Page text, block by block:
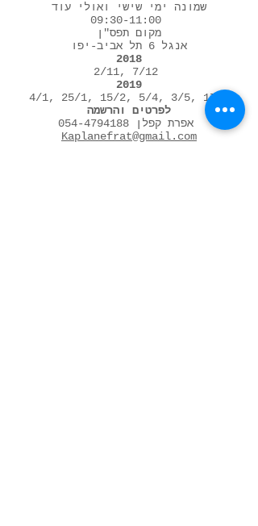
שמונה ימי שישי ואולי עוד
09:30-11:00
מקום תפס"ן
אנגל 6 תל אביב-יפו
2018
2/11, 7/12
2019
4/1, 25/1, 15/2, 5/4, 3/5, 17/5
לפרטים והרשמה
אפרת קפלן 054-4794188
Kaplanefrat@gmail.com